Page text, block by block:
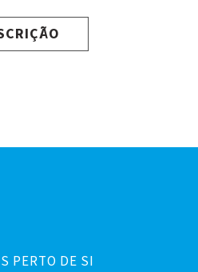
PERTO DE SI